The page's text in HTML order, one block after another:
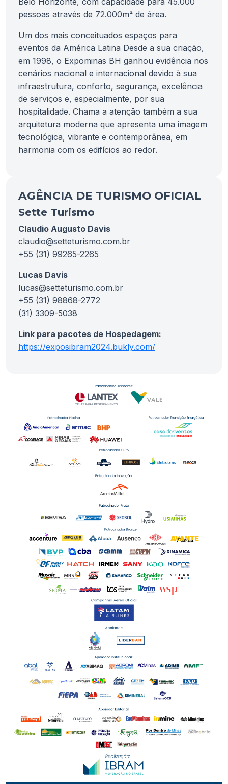
pessoas através de 72.000m² de área.
Um dos mais conceituados espaços para
eventos da América Latina Desde a sua criação,
em 1998, o Expominas BH ganhou evidência nos
cenários nacional e internacional devido à sua
infraestrutura, conforto, segurança, excelência
de serviços e, especialmente, por sua
hospitalidade. Chama a atenção também a sua
arquitetura moderna que apresenta uma imagem
tecnológica, vibrante e contemporânea, em
harmonia com os edifícios ao redor.
AGÊNCIA DE TURISMO OFICIAL
Sette Turismo
Claudio Augusto Davis
claudio@setteturismo.com.br
+55 (31) 99265-2265
Lucas Davis
lucas@setteturismo.com.br
+55 (31) 98868-2772
(31) 3309-5038
Link para pacotes de Hospedagem:
https://exposibram2024.bukly.com/